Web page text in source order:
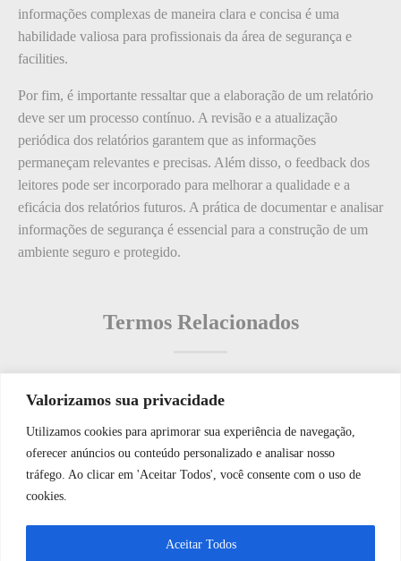
Valorizamos sua privacidade
Utilizamos cookies para aprimorar sua experiência de navegação,
oferecer anúncios ou conteúdo personalizado e analisar nosso
tráfego. Ao clicar em 'Aceitar Todos', você consente com o uso de
cookies.
Aceitar Todos
informações complexas de maneira clara e concisa é uma
habilidade valiosa para profissionais da área de segurança e
facilities.
Por fim, é importante ressaltar que a elaboração de um relatório
deve ser um processo contínuo. A revisão e a atualização
periódica dos relatórios garantem que as informações
permaneçam relevantes e precisas. Além disso, o feedback dos
leitores pode ser incorporado para melhorar a qualidade e a
eficácia dos relatórios futuros. A prática de documentar e analisar
informações de segurança é essencial para a construção de um
ambiente seguro e protegido.
Termos Relacionados
Termos populares
O que é: Análise de Vulnerabilidade
O que é: Nível de Proteção
O que é: Link de Rede de Segurança de Rede Biométrica
WhatsApp JF Tech
Vamos conversar e descobrir como
podemos ajudá-lo hoje?